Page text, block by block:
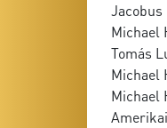
Michael
Tomás
Michael
Michael